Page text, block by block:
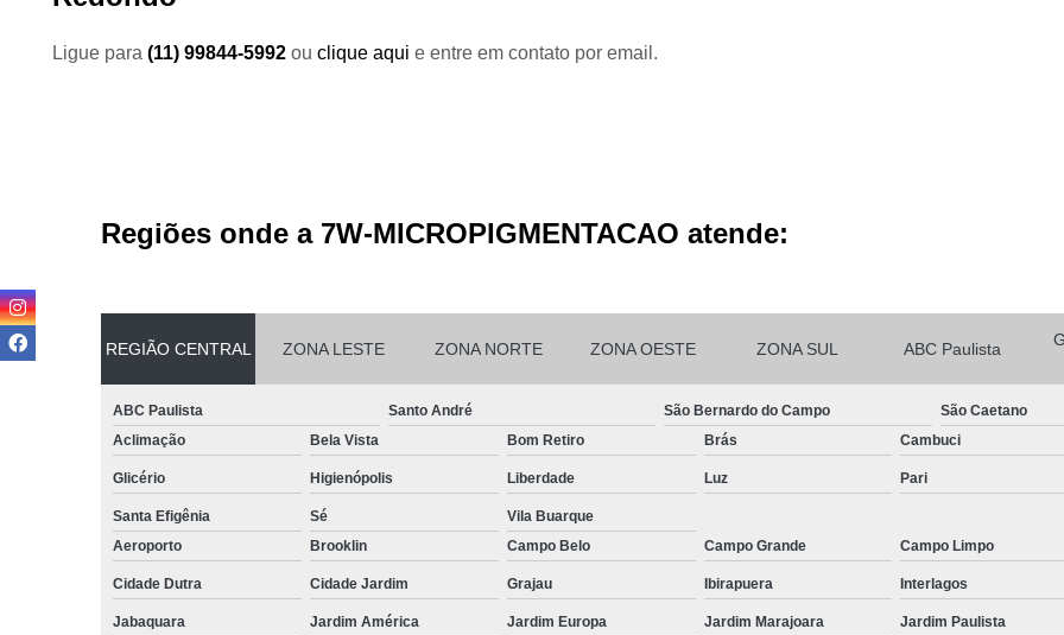
Micropigmentação
Micropigmentação de Barba São
Micropigmentação Fio a Fio Barba
Micropigmentação na Barba ABC
Nano Micropigmentação de Barba
Nano Pigmentação Cabelo Rio
Nano
Ligue para (11) 99844-5992 ou clique aqui e entre em contato por email.
Regiões onde a 7W-MICROPIGMENTACAO atende:
REGIÃO CENTRAL ZONA LESTE ZONA NORTE ZONA OESTE ZONA SUL ABC Paulista
ABC Paulista Santo André São Bernardo do Campo São Caetano
Aclimação
Bela Vista Bom Retiro Brás Cambuci
Glicério Higienópolis Liberdade Luz Pari
Santa Efigênia Sé
Vila Buarque
Aeroporto
Brooklin Campo Belo Campo Grande Campo Limpo
Cidade Dutra Cidade Jardim Grajau Ibirapuera Interlagos
Jabaquara Jardim América Jardim Europa Jardim Marajoara Jardim Paulista